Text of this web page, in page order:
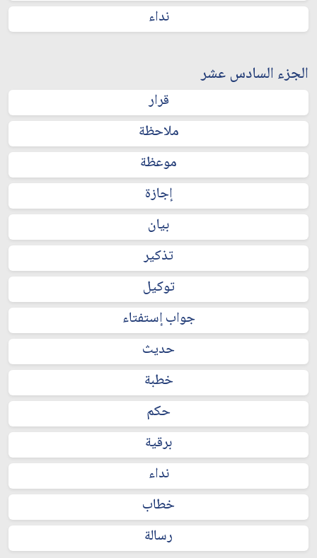
نداء
الجزء السادس عشر
قرار
ملاحظة
موعظة
إجازة
بيان
تذكير
توكيل
جواب إستفتاء
حديث
خطبة
حكم
برقية
نداء
خطاب
رسالة